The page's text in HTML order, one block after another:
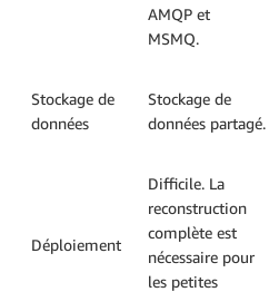
AMQP et
MSMQ.
Stockage de
données
Stockage de
données partagé.
Déploiement
Difficile. La
reconstruction
complète est
nécessaire pour
les petites